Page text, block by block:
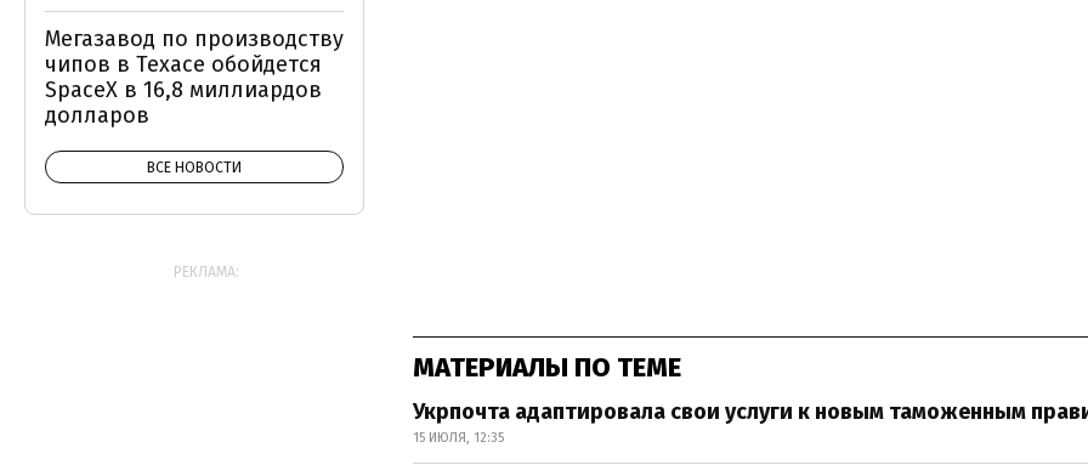
МАТЕРИАЛЫ ПО ТЕМЕ
Укрпочта адаптировала свои услуги к новым таможенным
15 ИЮЛЯ, 12:35
Мегазавод по производству
чипов в Техасе обойдется
SpaceX в 16,8 миллиардов
долларов
ВСЕ НОВОСТИ
РЕКЛАМА: